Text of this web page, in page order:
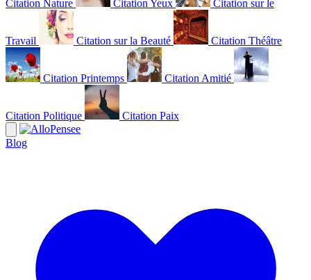
Citation Nature Citation Yeux Citation sur le
Travail Citation sur la Beauté Citation Théâtre
Citation Printemps Citation Amitié
Citation Politique Citation Paix
Blog